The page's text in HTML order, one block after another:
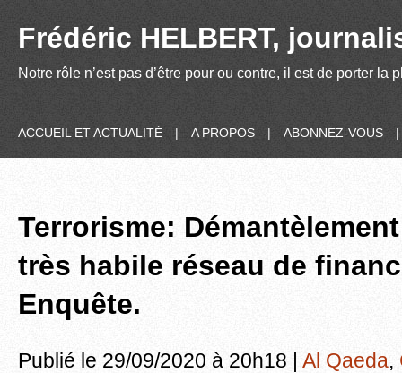
Frédéric HELBERT,
Notre rôle n’est pas d’être pour ou contre, il est de porter
ACCUEIL ET ACTUALITÉ | A PROPOS | ABONNEZ-VOUS |
Terrorisme:
très habile réseau de
Enquête.
Publié le 29/09/2020 à 20h18 | Al Qaeda,